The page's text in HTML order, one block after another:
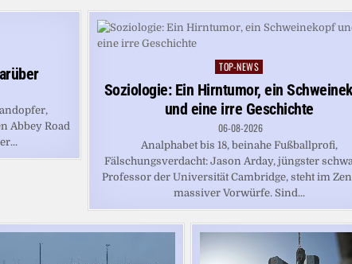
Abbey Road
Posted
in
TOP-NEWS
Soziologie: Ein Hirntumor, ein
und eine irre Geschichte
06-08-2026
Analphabet bis 18, beinahe Fußballprofi,
Fälschungsverdacht: Jason Arday, jüngster
Professor der Universität Cambridge, steht im
massiver Vorwürfe. Sind...